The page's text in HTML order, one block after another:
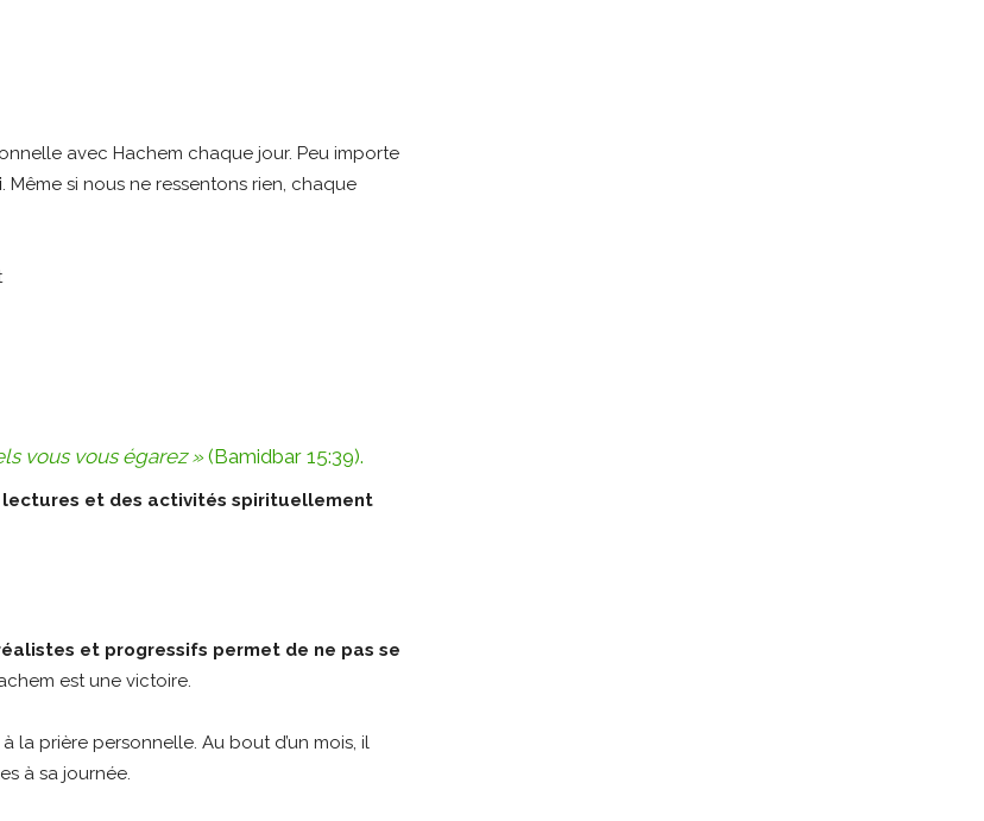
avec Hachem chaque jour. Peu importe
. Même si nous ne ressentons rien, chaque
vous vous égarez »(Bamidbar 15:39).
lectures et des activités spirituellement
et progressifs permet de ne pas se
est une victoire.
la prière personnelle. Au bout d’un mois, il
à sa journée.